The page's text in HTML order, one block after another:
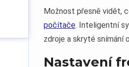
Možnost přesně vidět,
počítače. Inteligentní
zdroje a skryté snímání
Nastavení